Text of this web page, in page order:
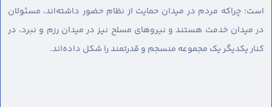
است؛ چراکه مردم در میدان حمایت از نظام حضور داشته‌اند، مسئولان
در میدان خدمت هستند و نیروهای مسلح نیز در میدان رزم و نبرد، در
کنار یکدیگر یک مجموعه منسجم و قدرتمند را شکل داده‌اند.